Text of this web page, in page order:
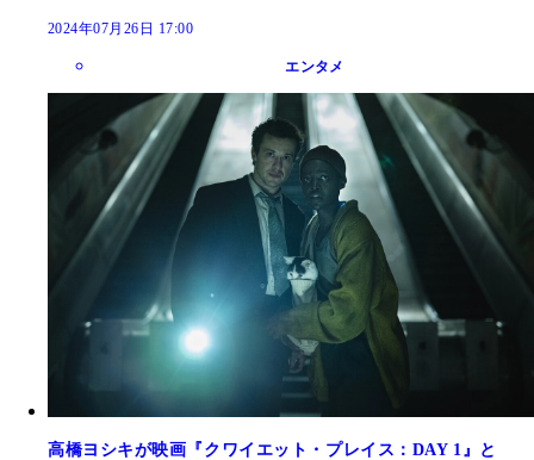
2024年07月26日 17:00
エンタメ
高橋ヨシキが映画『クワイエット・プレイス：DAY 1』と